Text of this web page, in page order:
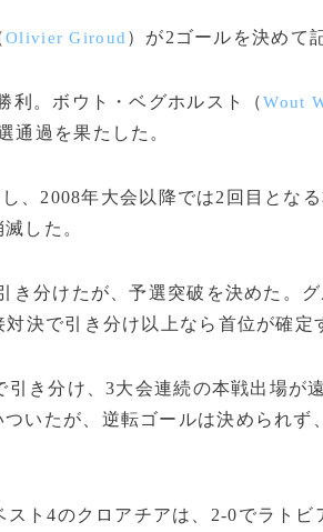
Olivier Giroud ）が2ゴールを決めて
利。ボウト・ベグホルスト（Wout
通過を果たした。
、2008年大会以降では2回目とな
した。
分けたが、予選突破を決めた。
決で引き分け以上なら首位が確定
き分け、3大会連続の本戦出場が
いたが、逆転ゴールは決められず
スト4のクロアチアは、2-0でラトビ